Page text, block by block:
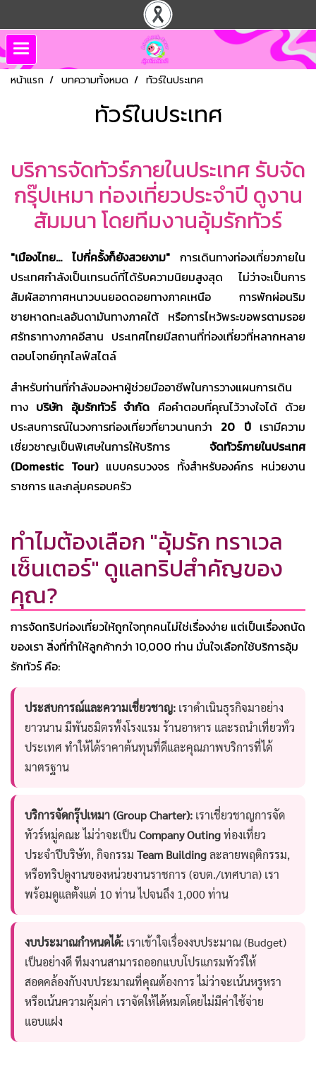
หน้าแรก บทความทั้งหมด ทัวร์ในประเทศ
ทัวร์ในประเทศ
บริการจัดทัวร์ภายในประเทศ รับจัด
กรุ๊ปเหมา ท่องเที่ยวประจำปี ดูงาน
สัมมนา โดยทีมงานอุ้มรักทัวร์
"เมืองไทย... ไปกี่ครั้งก็ยังสวยงาม" การเดินทางท่องเที่ยวภายใน
ประเทศกำลังเป็นเทรนด์ที่ได้รับความนิยมสูงสุด ไม่ว่าจะเป็นการ
สัมผัสอากาศหนาวบนยอดดอยทางภาคเหนือ การพักผ่อนริม
ชายหาดทะเลอันดามันทางภาคใต้ หรือการไหว้พระขอพรตามรอย
ศรัทธาทางภาคอีสาน ประเทศไทยมีสถานที่ท่องเที่ยวที่หลากหลาย
ตอบโจทย์ทุกไลฟ์สไตล์
สำหรับท่านที่กำลังมองหาผู้ช่วยมืออาชีพในการวางแผนการเดิน
ทาง บริษัท อุ้มรักทัวร์ จำกัด คือคำตอบที่คุณไว้วางใจได้ ด้วย
ประสบการณ์ในวงการท่องเที่ยวที่ยาวนานกว่า 20 ปีเรามีความ
เชี่ยวชาญเป็นพิเศษในการให้บริการ จัดทัวร์ภายในประเทศ
(Domestic Tour)แบบครบวงจร ทั้งสำหรับองค์กร หน่วยงาน
ราชการ และกลุ่มครอบครัว
ทำไมต้องเลือก "อุ้มรัก ทราเวล
เซ็นเตอร์" ดูแลทริปสำคัญของ
คุณ?
การจัดทริปท่องเที่ยวให้ถูกใจทุกคนไม่ใช่เรื่องง่าย แต่เป็นเรื่องถนัด
ของเรา สิ่งที่ทำให้ลูกค้ากว่า 10,000 ท่าน มั่นใจเลือกใช้บริการอุ้ม
รักทัวร์ คือ:
ประสบการณ์และความเชี่ยวชาญ: เราดำเนินธุรกิจมาอย่าง
ยาวนาน มีพันธมิตรทั้งโรงแรม ร้านอาหาร และรถนำเที่ยวทั่ว
ประเทศ ทำให้ได้ราคาต้นทุนที่ดีและคุณภาพบริการที่ได้
มาตรฐาน
บริการจัดกรุ๊ปเหมา (Group Charter): เราเชี่ยวชาญการจัด
ทัวร์หมู่คณะ ไม่ว่าจะเป็นCompany Outingท่องเที่ยว
ประจำปีบริษัท, กิจกรรม Team Buildingละลายพฤติกรรม,
หรือทริปดูงานของหน่วยงานราชการ (อบต./เทศบาล) เรา
พร้อมดูแลตั้งแต่ 10 ท่าน ไปจนถึง 1,000 ท่าน
งบประมาณกำหนดได้: เราเข้าใจเรื่องงบประมาณ (Budget)
เป็นอย่างดี ทีมงานสามารถออกแบบโปรแกรมทัวร์ให้
สอดคล้องกับงบประมาณที่คุณต้องการ ไม่ว่าจะเน้นหรูหรา
หรือเน้นความคุ้มค่า เราจัดให้ได้หมดโดยไม่มีค่าใช้จ่าย
แอบแฝง